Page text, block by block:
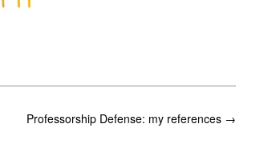
Professorship Defense: my references →